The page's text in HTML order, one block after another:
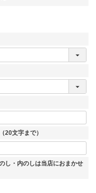
20文字まで）
し・内のしは当店におまかせ